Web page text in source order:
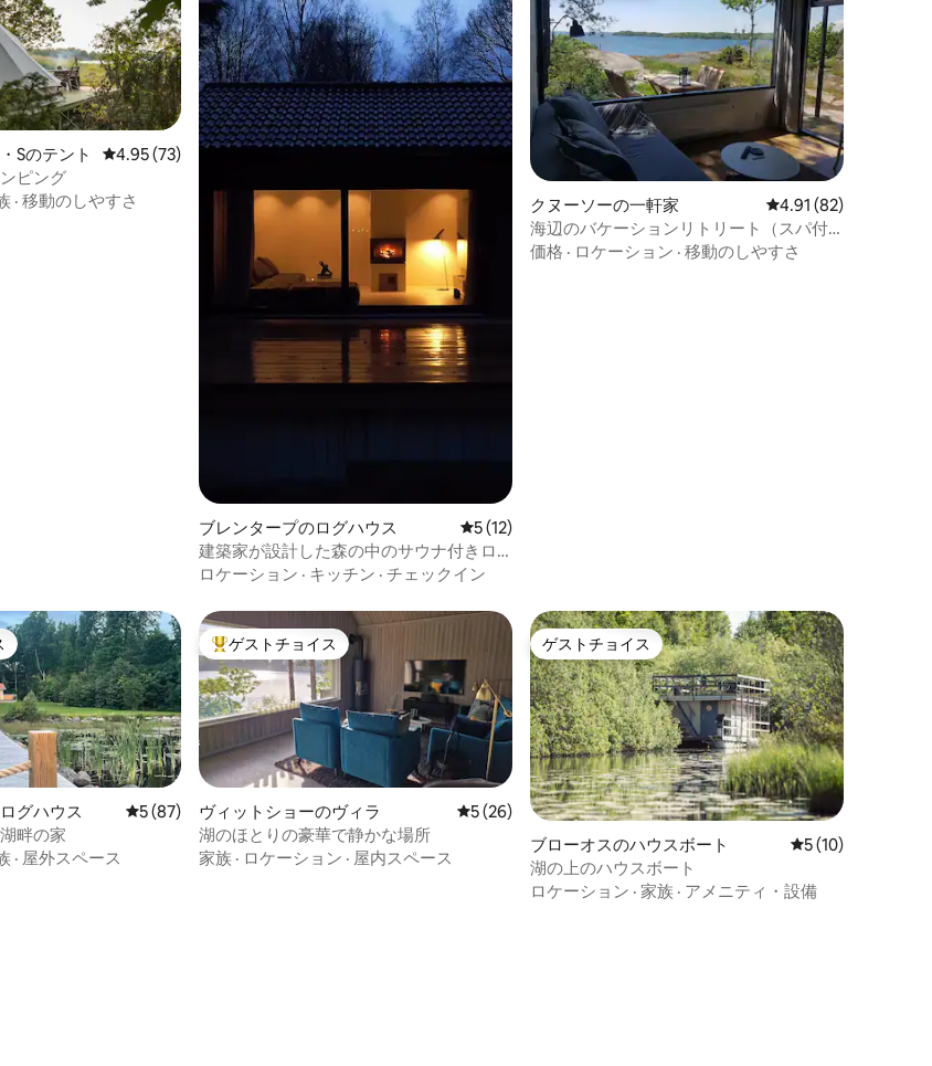
の平均評価
Sのテント レビュー73件、5つ星中4.95つ星の平均評価
4.95 (73)
ピング
· 移動のしやすさ
ブレンタープのログハウス レビュー12件、5つ星中5つ星の平均評価
5 (12)
建築家が設計した森の中のサウナ付きロ
グハウスでリトリート
ロケーション · キッチン · チェックイン
クヌーソーの一軒家 レビュー82件、5つ
4.91 (82)
海辺のバケーションリトリート（スパ付
き）
価格 · ロケーション · 移動のしやすさ
イスです。
グハウス レビュー87件、5つ星中5つ星の平均評価
5 (87)
畔の家
· 屋外スペース
大好評のゲストチョイスです。
ゲストチョイス
ヴィットショーのヴィラ レビュー26件、5つ星中5つ星の平均評価
5 (26)
湖のほとりの豪華で静かな場所
家族 · ロケーション · 屋内スペース
ゲストチョイス
ゲストチョイス
ブローオスのハウスボート レビュー10件、5
5 (10)
湖の上のハウスボート
ロケーション · 家族 · アメニティ・設備